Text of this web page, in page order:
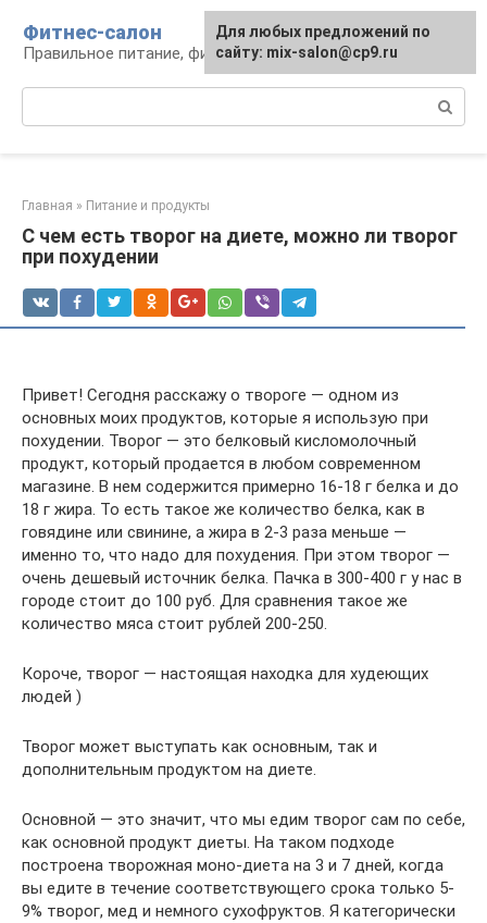
контенту
Фитнес-салон
Правильное питание, фитнес, образ жизни
Главная » Питание и продукты
С чем есть творог на диете, можно ли творог
при похудении
Привет! Сегодня расскажу о твороге — одном из
основных моих продуктов, которые я использую при
похудении. Творог — это белковый кисломолочный
продукт, который продается в любом современном
магазине. В нем содержится примерно 16-18 г белка и до
18 г жира. То есть такое же количество белка, как в
говядине или свинине, а жира в 2-3 раза меньше —
именно то, что надо для похудения. При этом творог —
очень дешевый источник белка. Пачка в 300-400 г у нас в
городе стоит до 100 руб. Для сравнения такое же
количество мяса стоит рублей 200-250.
Короче, творог — настоящая находка для худеющих
людей )
Творог может выступать как основным, так и
дополнительным продуктом на диете.
Основной — это значит, что мы едим творог сам по себе,
как основной продукт диеты. На таком подходе
построена творожная моно-диета на 3 и 7 дней, когда
вы едите в течение соответствующего срока только 5-
9% творог, мед и немного сухофруктов. Я категорически
Для любых предложений по
сайту: mix-salon@cp9.ru